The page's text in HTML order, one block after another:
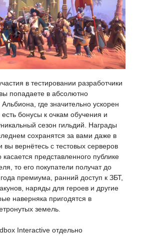
в тестировании разработчики
попадаете в абсолютно
где значительно ускорен
бонусы к очкам обучения и
сезон гильдий. Награды
сохранятся за вами даже в
вы вернётесь с тестовых серверов
представленного публике
то его покупатели получат до
премиума, ранний доступ к ЗБТ,
наряды для героев и другие
наверняка пригодятся в
земель.
Interactive отдельно